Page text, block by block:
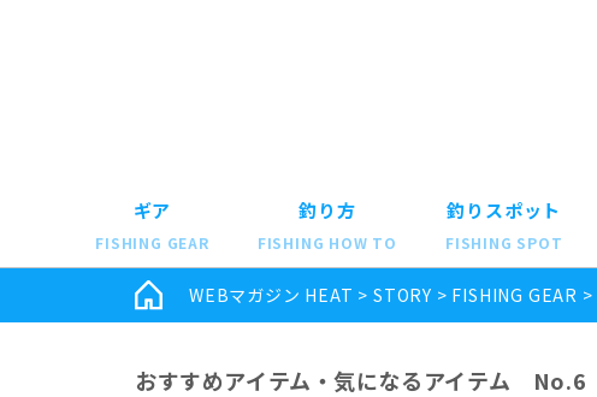
ギア
FISHING GEAR
釣り方
FISHING HOW TO
釣りスポット
FISHING SPOT
WEBマガジン HEAT >STORY > FISHING GEAR >
おすすめアイテム・気になるアイテム No.6